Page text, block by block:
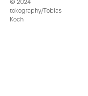
tokography/Tobias
Koch